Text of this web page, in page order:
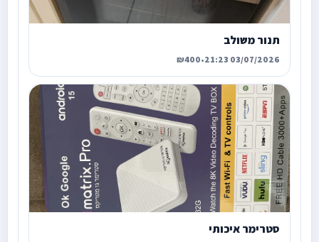
תנור משולב
03/07/2026 21:23
•
₪400
סטרימר איכותי